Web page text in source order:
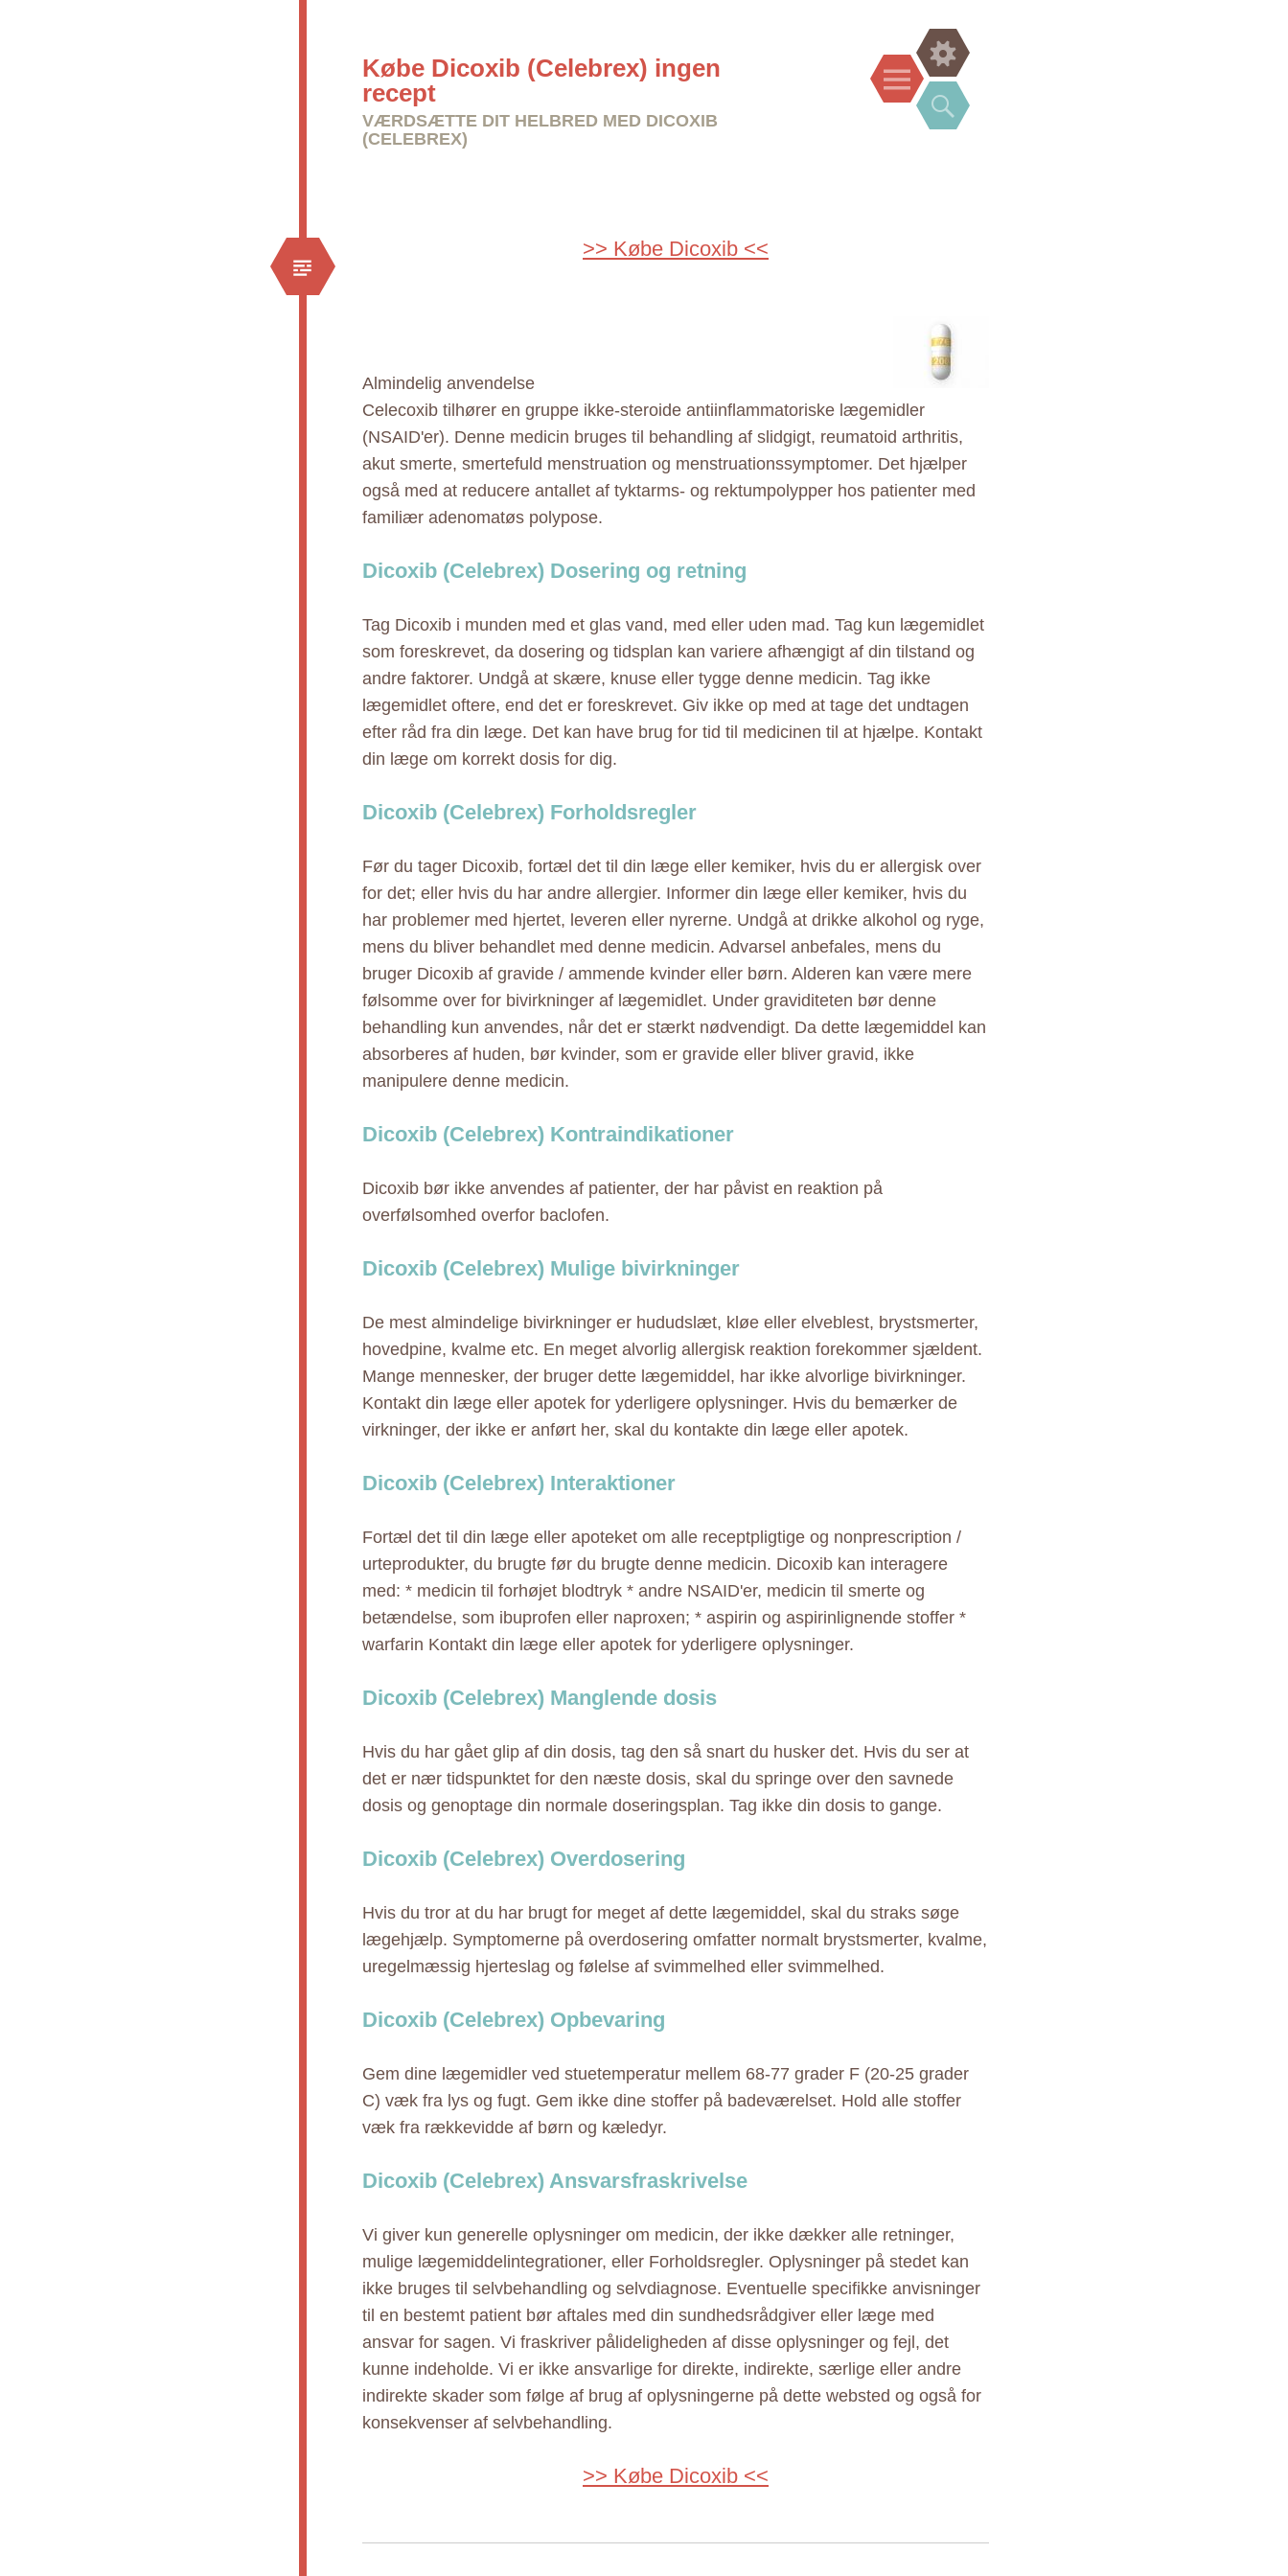
Købe Dicoxib (Celebrex) ingen
recept
VÆRDSÆTTE DIT HELBRED MED DICOXIB
(CELEBREX)
Menu
Widgets
Search
>> Købe Dicoxib <<
Almindelig anvendelse
Celecoxib tilhører en gruppe ikke-steroide antiinflammatoriske lægemidler
(NSAID'er). Denne medicin bruges til behandling af slidgigt, reumatoid arthritis,
akut smerte, smertefuld menstruation og menstruationssymptomer. Det hjælper
også med at reducere antallet af tyktarms- og rektumpolypper hos patienter med
familiær adenomatøs polypose.
Dicoxib (Celebrex) Dosering og retning
Tag Dicoxib i munden med et glas vand, med eller uden mad. Tag kun lægemidlet
som foreskrevet, da dosering og tidsplan kan variere afhængigt af din tilstand og
andre faktorer. Undgå at skære, knuse eller tygge denne medicin. Tag ikke
lægemidlet oftere, end det er foreskrevet. Giv ikke op med at tage det undtagen
efter råd fra din læge. Det kan have brug for tid til medicinen til at hjælpe. Kontakt
din læge om korrekt dosis for dig.
Dicoxib (Celebrex) Forholdsregler
Før du tager Dicoxib, fortæl det til din læge eller kemiker, hvis du er allergisk over
for det; eller hvis du har andre allergier. Informer din læge eller kemiker, hvis du
har problemer med hjertet, leveren eller nyrerne. Undgå at drikke alkohol og ryge,
mens du bliver behandlet med denne medicin. Advarsel anbefales, mens du
bruger Dicoxib af gravide / ammende kvinder eller børn. Alderen kan være mere
følsomme over for bivirkninger af lægemidlet. Under graviditeten bør denne
behandling kun anvendes, når det er stærkt nødvendigt. Da dette lægemiddel kan
absorberes af huden, bør kvinder, som er gravide eller bliver gravid, ikke
manipulere denne medicin.
Dicoxib (Celebrex) Kontraindikationer
Dicoxib bør ikke anvendes af patienter, der har påvist en reaktion på
overfølsomhed overfor baclofen.
Dicoxib (Celebrex) Mulige bivirkninger
De mest almindelige bivirkninger er hududslæt, kløe eller elveblest, brystsmerter,
hovedpine, kvalme etc. En meget alvorlig allergisk reaktion forekommer sjældent.
Mange mennesker, der bruger dette lægemiddel, har ikke alvorlige bivirkninger.
Kontakt din læge eller apotek for yderligere oplysninger. Hvis du bemærker de
virkninger, der ikke er anført her, skal du kontakte din læge eller apotek.
Dicoxib (Celebrex) Interaktioner
Fortæl det til din læge eller apoteket om alle receptpligtige og nonprescription /
urteprodukter, du brugte før du brugte denne medicin. Dicoxib kan interagere
med: * medicin til forhøjet blodtryk * andre NSAID'er, medicin til smerte og
betændelse, som ibuprofen eller naproxen; * aspirin og aspirinlignende stoffer *
warfarin Kontakt din læge eller apotek for yderligere oplysninger.
Dicoxib (Celebrex) Manglende dosis
Hvis du har gået glip af din dosis, tag den så snart du husker det. Hvis du ser at
det er nær tidspunktet for den næste dosis, skal du springe over den savnede
dosis og genoptage din normale doseringsplan. Tag ikke din dosis to gange.
Dicoxib (Celebrex) Overdosering
Hvis du tror at du har brugt for meget af dette lægemiddel, skal du straks søge
lægehjælp. Symptomerne på overdosering omfatter normalt brystsmerter, kvalme,
uregelmæssig hjerteslag og følelse af svimmelhed eller svimmelhed.
Dicoxib (Celebrex) Opbevaring
Gem dine lægemidler ved stuetemperatur mellem 68-77 grader F (20-25 grader
C) væk fra lys og fugt. Gem ikke dine stoffer på badeværelset. Hold alle stoffer
væk fra rækkevidde af børn og kæledyr.
Dicoxib (Celebrex) Ansvarsfraskrivelse
Vi giver kun generelle oplysninger om medicin, der ikke dækker alle retninger,
mulige lægemiddelintegrationer, eller Forholdsregler. Oplysninger på stedet kan
ikke bruges til selvbehandling og selvdiagnose. Eventuelle specifikke anvisninger
til en bestemt patient bør aftales med din sundhedsrådgiver eller læge med
ansvar for sagen. Vi fraskriver pålideligheden af disse oplysninger og fejl, det
kunne indeholde. Vi er ikke ansvarlige for direkte, indirekte, særlige eller andre
indirekte skader som følge af brug af oplysningerne på dette websted og også for
konsekvenser af selvbehandling.
>> Købe Dicoxib <<